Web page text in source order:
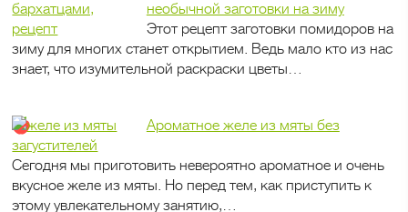
необычной заготовки на зиму
Этот рецепт заготовки помидоров на
зиму для многих станет открытием. Ведь мало кто из нас
знает, что изумительной раскраски цветы…
Ароматное желе из мяты без
загустителей
Сегодня мы приготовить невероятно ароматное и очень
вкусное желе из мяты. Но перед тем, как приступить к
этому увлекательному занятию,…